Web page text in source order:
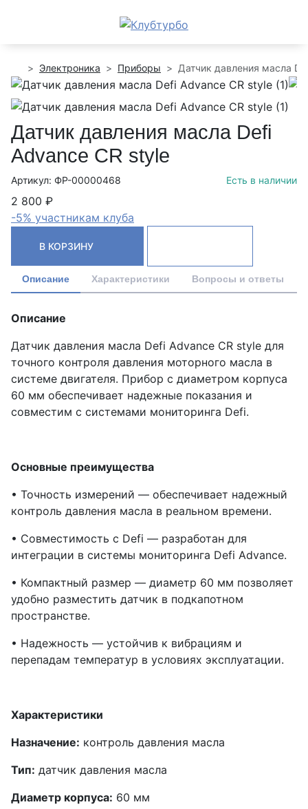
Электроника Приборы Датчик давления масла
Датчик давления масла Defi
Advance CR style
Артикул: ФР-00000468 Есть в наличии
2 800 ₽
-5% участникам клуба
В КОРЗИНУ
Описание Характеристики Вопросы и ответы
Описание
Датчик давления масла Defi Advance CR style для
точного контроля давления моторного масла в
системе двигателя. Прибор с диаметром корпуса
60 мм обеспечивает надежные показания и
совместим с системами мониторинга Defi.
Основные преимущества
• Точность измерений — обеспечивает надежный
контроль давления масла в реальном времени.
• Совместимость с Defi — разработан для
интеграции в системы мониторинга Defi Advance.
• Компактный размер — диаметр 60 мм позволяет
удобно разместить датчик в подкапотном
пространстве.
• Надежность — устойчив к вибрациям и
перепадам температур в условиях эксплуатации.
Характеристики
Назначение: контроль давления масла
Тип: датчик давления масла
Диаметр корпуса: 60 мм